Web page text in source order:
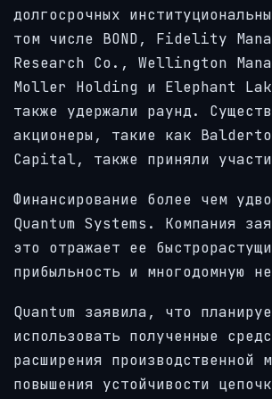
долгосрочных
том числе BOND, Fidelity
Research Co., Wellington
Moller Holding и Elephant
также удержали раунд.
акционеры, такие как
Capital, также приняли
Финансирование более чем
Quantum Systems. Компания
это отражает ее
прибыльность и многодомную
Quantum заявила, что
использовать полученные
расширения производственной
повышения устойчивости